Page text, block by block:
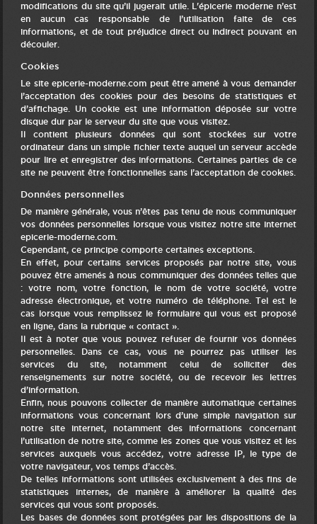
modifications du site qu’il jugerait utile. L'épicerie moderne n’est
en aucun cas responsable de l’utilisation faite de ces
informations, et de tout préjudice direct ou indirect pouvant en
découler.
Cookies
Le site epicerie-moderne.com peut être amené à vous demander
l’acceptation des cookies pour des besoins de statistiques et
d’affichage. Un cookie est une information déposée sur votre
disque dur par le serveur du site que vous visitez.
Il contient plusieurs données qui sont stockées sur votre
ordinateur dans un simple fichier texte auquel un serveur accède
pour lire et enregistrer des informations. Certaines parties de ce
site ne peuvent être fonctionnelles sans l’acceptation de cookies.
Données personnelles
De manière générale, vous n’êtes pas tenu de nous communiquer
vos données personnelles lorsque vous visitez notre site internet
epicerie-moderne.com.
Cependant, ce principe comporte certaines exceptions.
En effet, pour certains services proposés par notre site, vous
pouvez être amenés à nous communiquer des données telles que
: votre nom, votre fonction, le nom de votre société, votre
adresse électronique, et votre numéro de téléphone. Tel est le
cas lorsque vous remplissez le formulaire qui vous est proposé
en ligne, dans la rubrique « contact ».
Il est à noter que vous pouvez refuser de fournir vos données
personnelles. Dans ce cas, vous ne pourrez pas utiliser les
services du site, notamment celui de solliciter des
renseignements sur notre société, ou de recevoir les lettres
d’information.
Enfin, nous pouvons collecter de manière automatique certaines
informations vous concernant lors d’une simple navigation sur
notre site internet, notamment des informations concernant
l’utilisation de notre site, comme les zones que vous visitez et les
services auxquels vous accédez, votre adresse IP, le type de
votre navigateur, vos temps d’accès.
De telles informations sont utilisées exclusivement à des fins de
statistiques internes, de manière à améliorer la qualité des
services qui vous sont proposés.
Les bases de données sont protégées par les dispositions de la